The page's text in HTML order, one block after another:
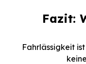
Fazit:
Fahrlässigkeit